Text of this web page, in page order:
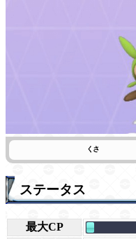
くさ
ステータス
最大CP